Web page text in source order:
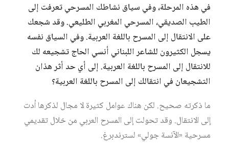
في هذه المرحلة، وفي سياق نشاطك المسرحي تعرفت إلى
الطيب الصديقي، المسرحي المغربي الطليعي. وقد شجعك
على الانتقال إلى المسرح باللغة العربية. وفي السياق نفسه
يسجل الكثيرون للشاعر اللبناني أنسي الحاج تشجيعه لك
للانتقال إلى المسرح باللغة العربية. إلى أي حد أثر هذان
التشجيعان في انتقالك إلى المسرح باللغة العربية؟
ما ذكرته صحيح. لكن هناك عوامل كثيرة لا مجال لذكرها أدت
إلى الانتقال. وقد تحولت إلى المسرح العربي من خلال تقديمي
مسرحية «الآنسة جولي» لسترندبرغ.